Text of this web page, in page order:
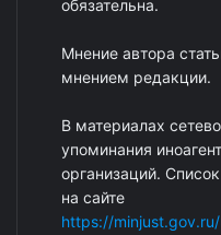
обязательна.
Мнение автора
мнением редакции.
В материалах
упоминания
организаций.
на сайте
https://